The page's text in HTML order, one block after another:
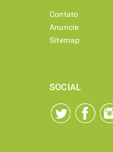
Contato
Anuncie
Sitemap
SOCIAL